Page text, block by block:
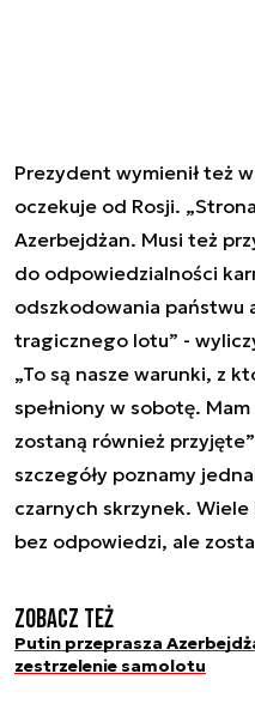
Prezydent wymienił też
oczekuje od Rosji.
Azerbejdżan. Musi też
do odpowiedzialności
odszkodowania państwu
tragicznego lotu” -
„To są nasze warunki, z
spełniony w sobotę.
zostaną również
szczegóły poznamy
czarnych skrzynek.
bez odpowiedzi, ale
Zobacz też
Putin przeprasza
zestrzelenie samolotu